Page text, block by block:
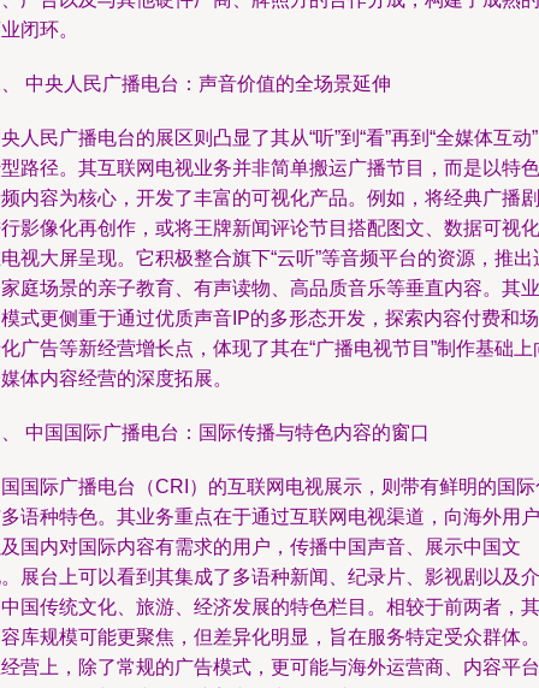
闭环。
中央人民广播电台：声音价值的全场景延伸
人民广播电台的展区则凸显了其从“听”到“看”再到“全媒体互动
路径。其互联网电视业务并非简单搬运广播节目，而是以特色
内容为核心，开发了丰富的可视化产品。例如，将经典广播剧
影像化再创作，或将王牌新闻评论节目搭配图文、数据可视化
视大屏呈现。它积极整合旗下“云听”等音频平台的资源，推出
庭场景的亲子教育、有声读物、高品质音乐等垂直内容。其业
式更侧重于通过优质声音IP的多形态开发，探索内容付费和场
广告等新经营增长点，体现了其在“广播电视节目”制作基础上
体内容经营的深度拓展。
中国国际广播电台：国际传播与特色内容的窗口
国际广播电台（CRI）的互联网电视展示，则带有鲜明的国际
语种特色。其业务重点在于通过互联网电视渠道，向海外用户
国内对国际内容有需求的用户，传播中国声音、展示中国文
展台上可以看到其集成了多语种新闻、纪录片、影视剧以及介
国传统文化、旅游、经济发展的特色栏目。相较于前两者，其
库规模可能更聚焦，但差异化明显，旨在服务特定受众群体。
营上，除了常规的广告模式，更可能与海外运营商、内容平台